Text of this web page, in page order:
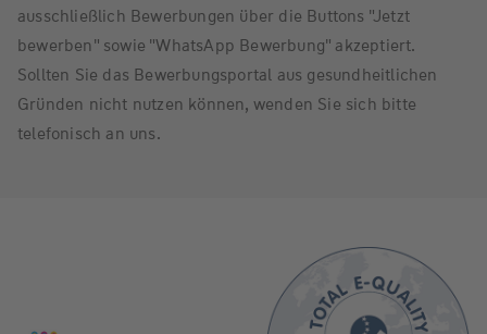
ausschließlich Bewerbungen über die Buttons "Jetzt
bewerben" sowie "WhatsApp Bewerbung" akzeptiert.
Sollten Sie das Bewerbungsportal aus gesundheitlichen
Gründen nicht nutzen können, wenden Sie sich bitte
telefonisch an uns.